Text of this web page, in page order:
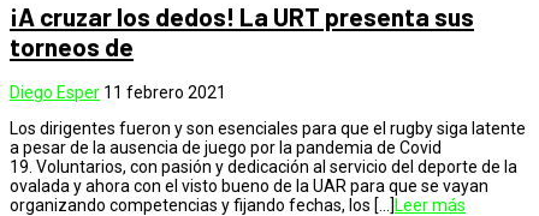
¡A cruzar los dedos! La URT presenta sus
torneos de
Diego Esper 11 febrero 2021
Los dirigentes fueron y son esenciales para que el rugby siga latente
a pesar de la ausencia de juego por la pandemia de Covid
19. Voluntarios, con pasión y dedicación al servicio del deporte de la
ovalada y ahora con el visto bueno de la UAR para que se vayan
organizando competencias y fijando fechas, los […]Leer más